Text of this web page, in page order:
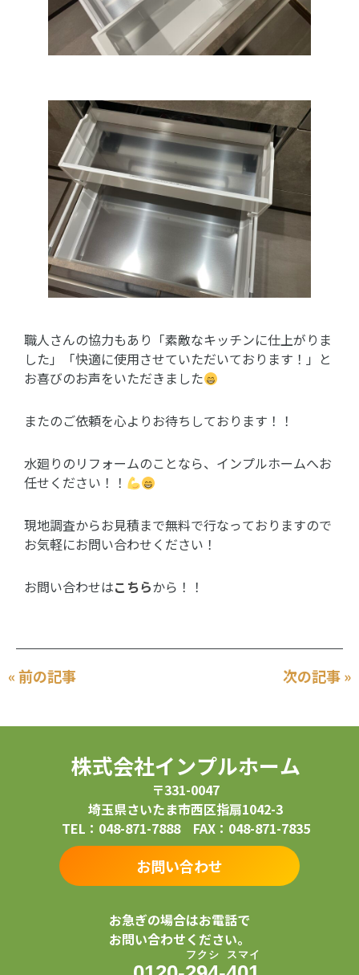
職人さんの協力もあり「素敵なキッチンに仕上がりま
した」「快適に使用させていただいております！」と
お喜びのお声をいただきました
またのご依頼を心よりお待ちしております！！
水廻りのリフォームのことなら、インプルホームへお
任せください！！
現地調査からお見積まで無料で行なっておりますので
お気軽にお問い合わせください！
お問い合わせはこちらから！！
« 前の記事 次の記事 »
株式会社インプルホーム
〒331-0047
埼玉県さいたま市西区指扇1042-3
TEL：048-871-7888 FAX：048-871-7835
お問い合わせ
お急ぎの場合はお電話で
お問い合わせください。
フ ク シ ス マイ